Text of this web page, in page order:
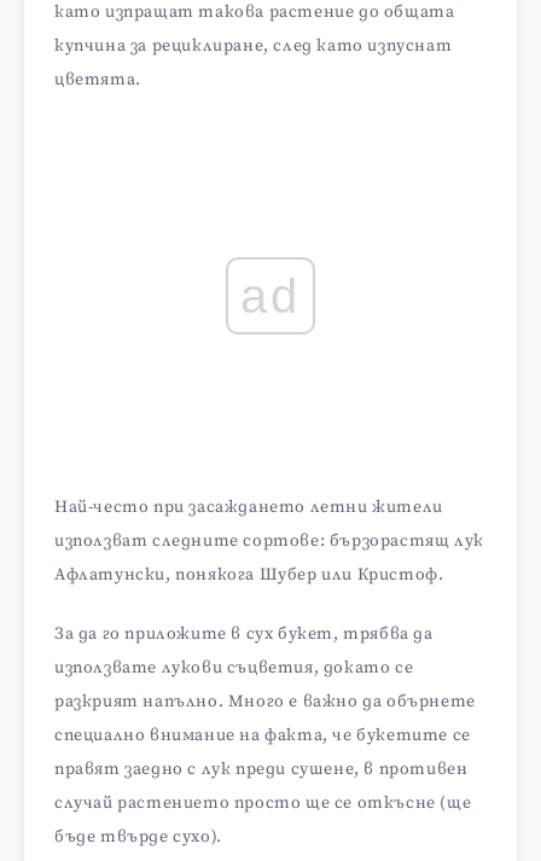
като изпращат такова растение до общата
купчина за рециклиране, след като изпуснат
цветята.
ad
Най-често при засаждането летни жители
използват следните сортове: бързорастящ лук
Афлатунски, понякога Шубер или Кристоф.
За да го приложите в сух букет, трябва да
използвате лукови съцветия, докато се
разкрият напълно. Много е важно да обърнете
специално внимание на факта, че букетите се
правят заедно с лук преди сушене, в противен
случай растението просто ще се откъсне (ще
бъде твърде сухо).